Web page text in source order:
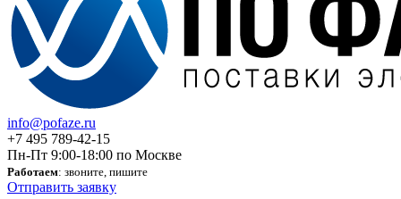
info@pofaze.ru
+7 495 789-42-15
Пн-Пт 9:00-18:00 по Москве
Работаем: звоните, пишите
Отправить заявку